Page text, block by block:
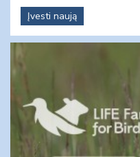
Įvesti naują